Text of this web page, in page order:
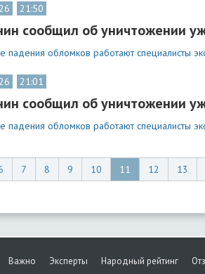
21:50
сообщил об уничтожении
падения обломков работают специалисты
21:01
сообщил об уничтожении
падения обломков работают специалисты
7 8 9 10 11 12 13
Важно Эксперты Народный рейтинг